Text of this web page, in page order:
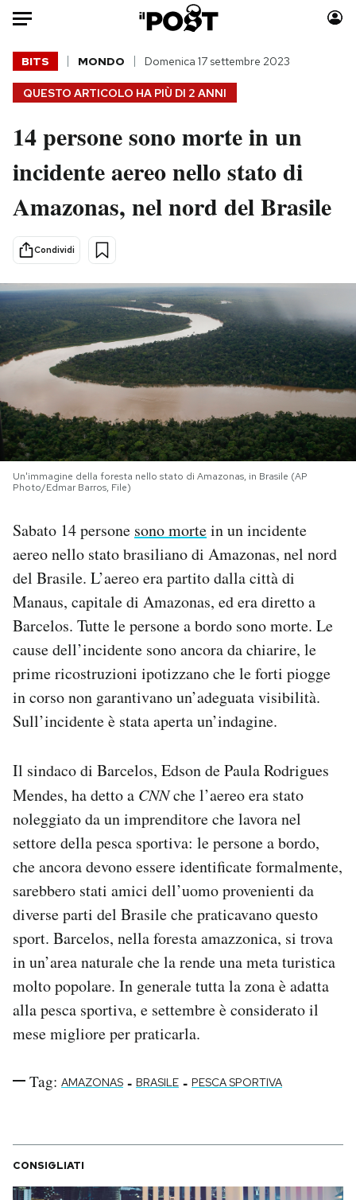
Auto
HOME
Italia
Politica
Tecnologia
Scienza
Economia
Sport
Moda
Consumismi
Storie/Idee
Altrecose
Mondiali calcio 2026
PODCAST
NEWSLETTER
I MIEI PREFERITI
CALENDARIO
AREA PERSONALE
Area Personale
Newsletter
Notifiche mobile
Hai bisogno di aiuto?
QUESTO ARTICOLO HA PIÙ DI 2 ANNI
BITS MONDO Domenica 17 settembre 2023
14 persone sono morte in un
incidente aereo nello stato di
Amazonas, nel nord del Brasile
Condividi
Un'immagine della foresta nello stato di Amazonas, in Brasile (AP
Photo/Edmar Barros, File)
Sabato 14 persone sono mortein un incidente
aereo nello stato brasiliano di Amazonas, nel nord
del Brasile. L’aereo era partito dalla città di
Manaus, capitale di Amazonas, ed era diretto a
Barcelos. Tutte le persone a bordo sono morte. Le
cause dell’incidente sono ancora da chiarire, le
prime ricostruzioni ipotizzano che le forti piogge
in corso non garantivano un’adeguata visibilità.
Sull’incidente è stata aperta un’indagine.
Il sindaco di Barcelos, Edson de Paula Rodrigues
Mendes, ha detto a CNNche l’aereo era stato
noleggiato da un imprenditore che lavora nel
settore della pesca sportiva: le persone a bordo,
che ancora devono essere identificate formalmente,
sarebbero stati amici dell’uomo provenienti da
diverse parti del Brasile che praticavano questo
sport. Barcelos, nella foresta amazzonica, si trova
in un’area naturale che la rende una meta turistica
molto popolare. In generale tutta la zona è adatta
alla pesca sportiva, e settembre è considerato il
mese migliore per praticarla.
Tag: AMAZONAS - BRASILE - PESCA SPORTIVA
CONSIGLIATI